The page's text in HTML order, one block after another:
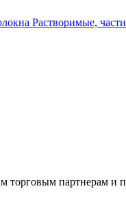
Растворимые,
торговым партнерам и